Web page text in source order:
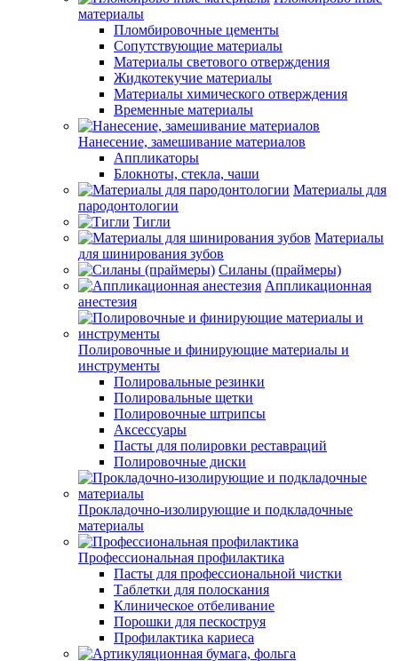
материалы
Пломбировочные цементы
Сопутствующие материалы
Материалы светового отверждения
Жидкотекучие материалы
Материалы химического отверждения
Временные материалы
Нанесение, замешивание материалов
Аппликаторы
Блокноты, стекла, чаши
Материалы для
пародонтологии
Тигли
Материалы
для шинирования зубов
Силаны (праймеры)
Аппликационная
анестезия
Полировочные и финирующие материалы и
инструменты
Полировальные резинки
Полировальные щетки
Полировочные штрипсы
Аксессуары
Пасты для полировки реставраций
Полировочные диски
Прокладочно-изолирующие и подкладочные
материалы
Профессиональная профилактика
Пасты для профессиональной чистки
Таблетки для полоскания
Клиническое отбеливание
Порошки для пескоструя
Профилактика кариеса